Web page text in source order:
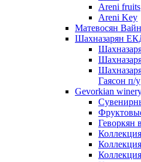
Areni fruits
Areni Key
Матевосян Вайн
Шахназарян
Гаясон п/у
Gevorkian
Геворкян